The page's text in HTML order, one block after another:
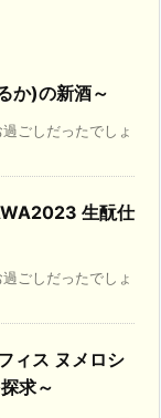
か)の新酒～
ごしだったでしょ
生酛仕
ごしだったでしょ
ィス ヌメロシ
求～